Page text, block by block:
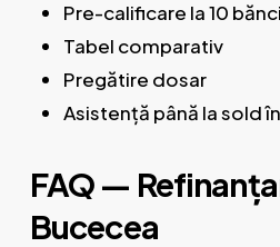
Pre-calificare la 10 bănci
Tabel comparativ
Pregătire dosar
Asistență până la sold
FAQ —
Bucecea